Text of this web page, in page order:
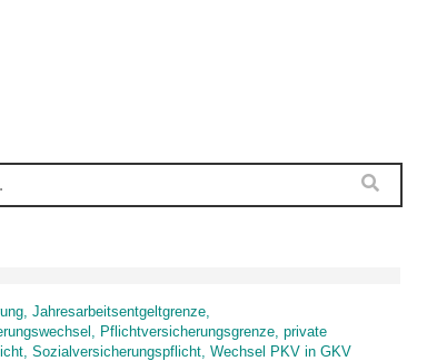
Jahresarbeitsentgeltgrenze,
Pflichtversicherungsgrenze, private
Sozialversicherungspflicht, Wechsel PKV in GKV